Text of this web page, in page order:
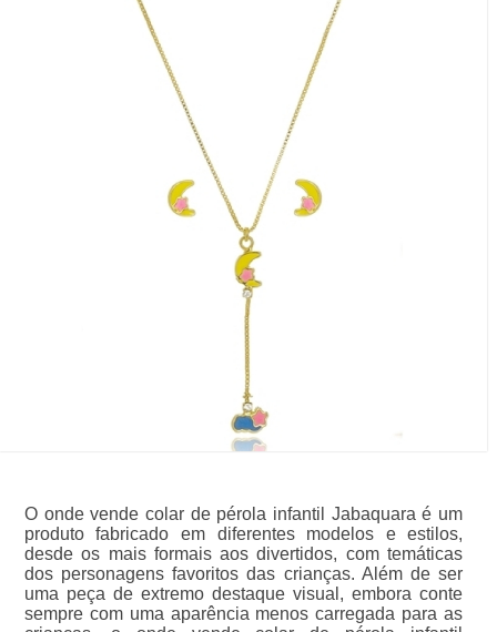
O onde vende colar de pérola infantil Jabaquara é um
produto fabricado em diferentes modelos e estilos,
desde os mais formais aos divertidos, com temáticas
dos personagens favoritos das crianças. Além de ser
uma peça de extremo destaque visual, embora conte
sempre com uma aparência menos carregada para as